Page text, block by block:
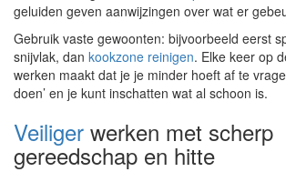
geluiden geven aanwijzingen over wat er
Gebruik vaste gewoonten: bijvoorbeeld eerst
snijvlak, dan kookzone reinigen. Elke keer op
werken maakt dat je je minder hoeft af te
doen’ en je kunt inschatten wat al schoon is.
Veiliger werken met scherp
gereedschap en hitte